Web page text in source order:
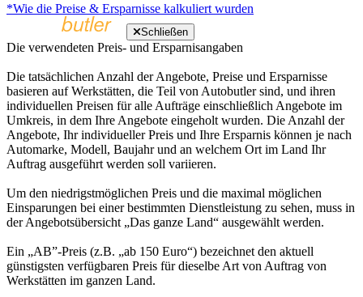
*Wie die Preise & Ersparnisse kalkuliert wurden
Schließen
Die verwendeten Preis- und Ersparnisangaben
Die tatsächlichen Anzahl der Angebote, Preise und Ersparnisse
basieren auf Werkstätten, die Teil von Autobutler sind, und ihren
individuellen Preisen für alle Aufträge einschließlich Angebote im
Umkreis, in dem Ihre Angebote eingeholt wurden. Die Anzahl der
Angebote, Ihr individueller Preis und Ihre Ersparnis können je nach
Automarke, Modell, Baujahr und an welchem Ort im Land Ihr
Auftrag ausgeführt werden soll variieren.
Um den niedrigstmöglichen Preis und die maximal möglichen
Einsparungen bei einer bestimmten Dienstleistung zu sehen, muss in
der Angebotsübersicht „Das ganze Land“ ausgewählt werden.
Ein „AB”-Preis (z.B. „ab 150 Euro“) bezeichnet den aktuell
günstigsten verfügbaren Preis für dieselbe Art von Auftrag von
Werkstätten im ganzen Land.